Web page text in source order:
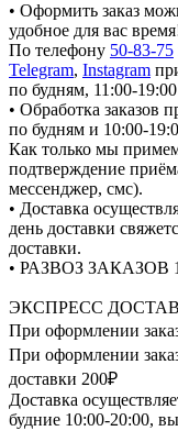
• Оформить заказ
удобное для вас
По телефону 50-83-75
Telegram, Instagram
по будням, 11:00-
• Обработка заказов
по будням и 10:00-
Как только мы
подтверждение
мессенджер, смс).
• Доставка
день доставки
доставки.
• РАЗВОЗ ЗАКАЗОВ
ЭКСПРЕСС
При оформлении
При оформлении
доставки 200₽
Доставка
будние 10:00-20:00,